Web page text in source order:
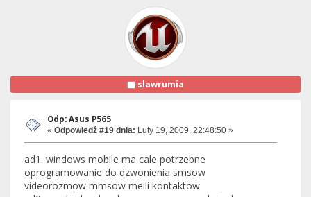
slawrumia
Odp: Asus P565
« Odpowiedź #19 dnia: Luty 19, 2009, 22:48:50 »
ad1. windows mobile ma cale potrzebne
oprogramowanie do dzwonienia smsow
videorozmow mmsow meili kontaktow